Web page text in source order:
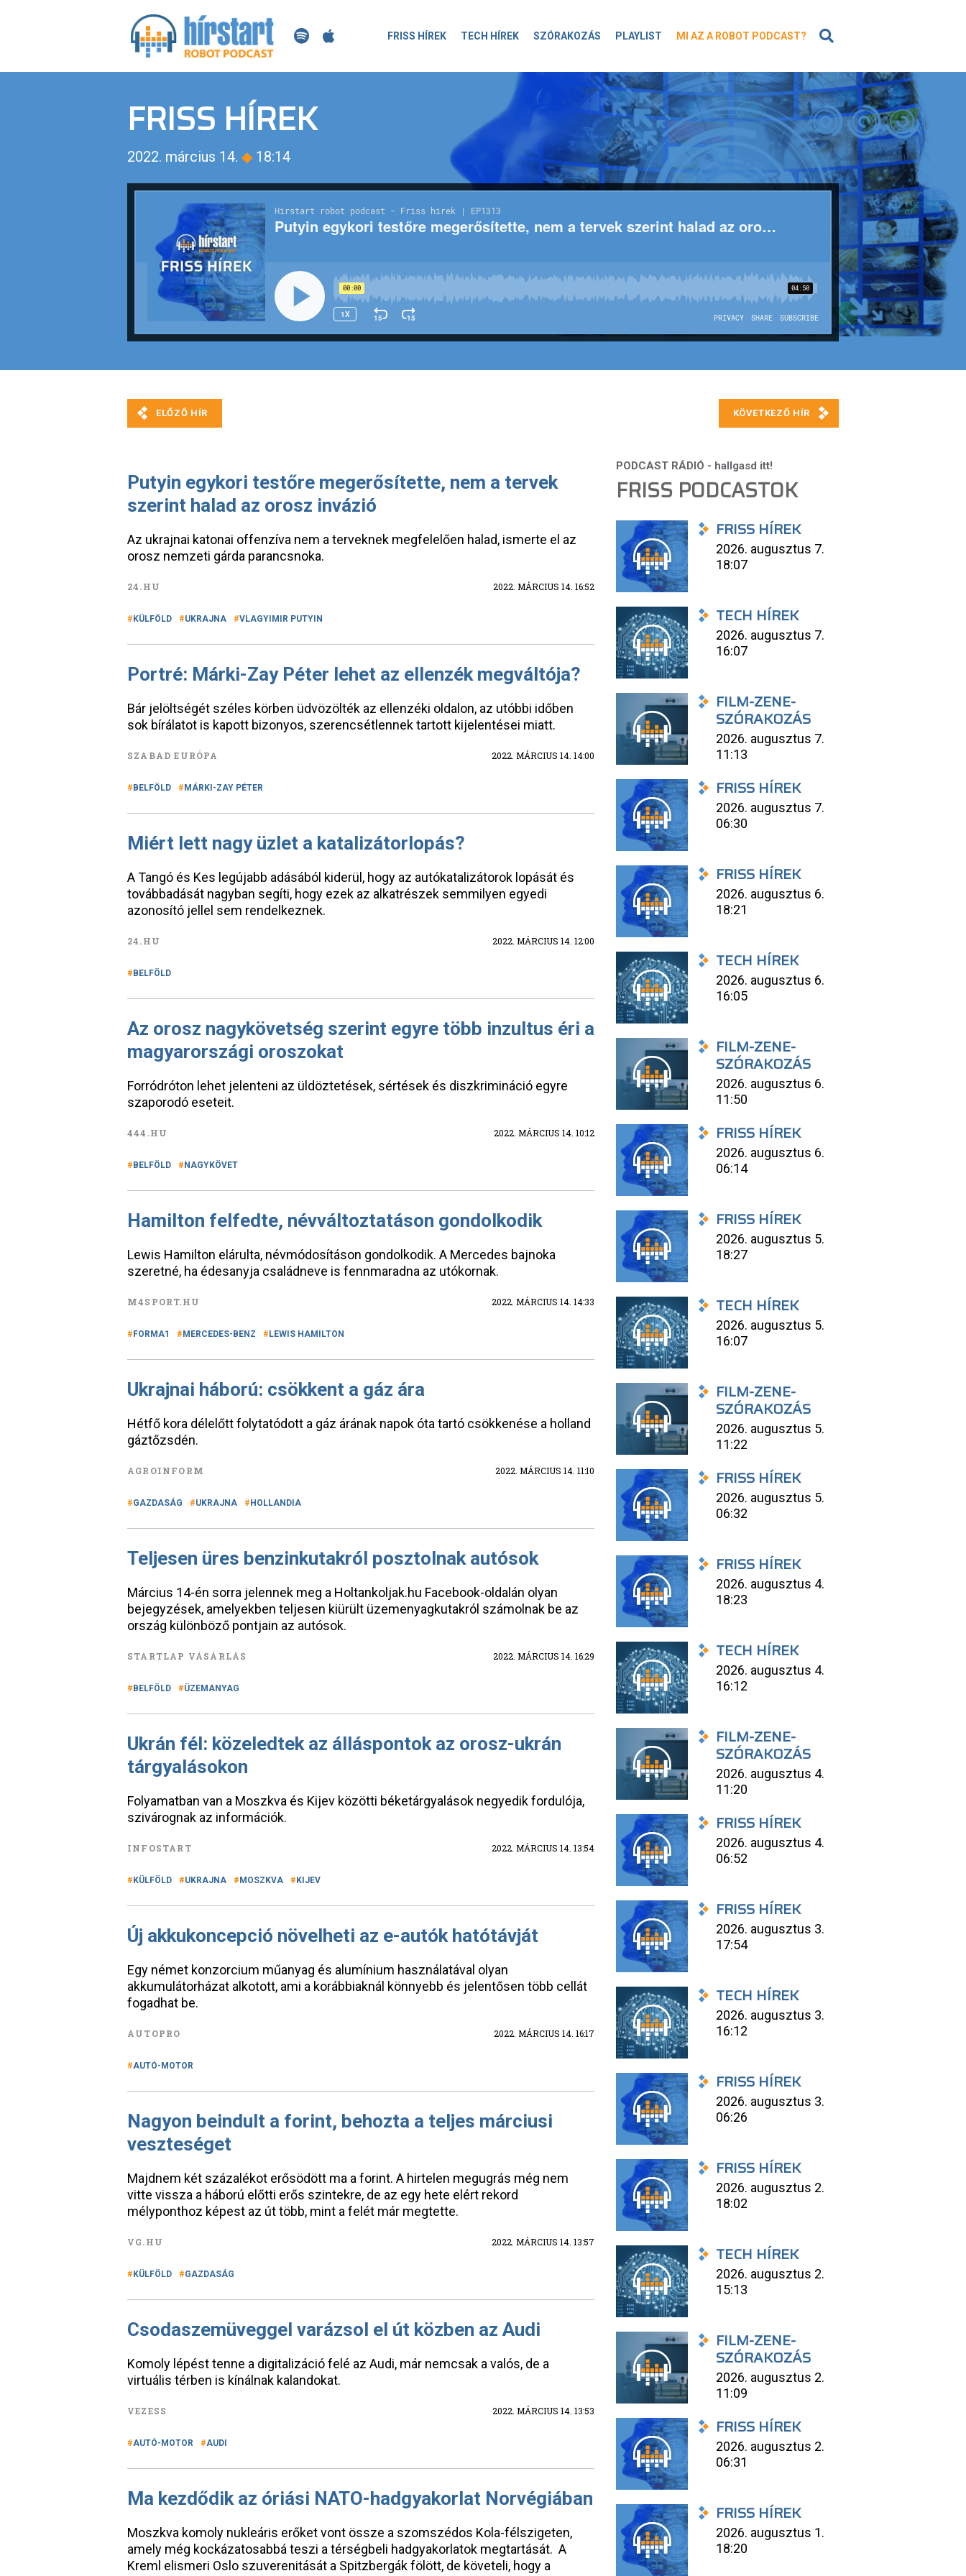
FRISS HÍREK TECH HÍREK SZÓRAKOZÁS PLAYLIST MI AZ A ROBOT PODCAST?
FRISS HÍREK
2022. március 14. ◆ 18:14
Putyin egykori testőre megerősítette, nem a tervek
szerint halad az orosz invázió
Az ukrajnai katonai offenzíva nem a terveknek megfelelően halad, ismerte el az
orosz nemzeti gárda parancsnoka.
24.HU 2022. MÁRCIUS 14. 16:52
KÜLFÖLD UKRAJNA VLAGYIMIR PUTYIN
Portré: Márki-Zay Péter lehet az ellenzék megváltója?
Bár jelöltségét széles körben üdvözölték az ellenzéki oldalon, az utóbbi időben
sok bírálatot is kapott bizonyos, szerencsétlennek tartott kijelentései miatt.
SZABAD EURÓPA 2022. MÁRCIUS 14. 14:00
BELFÖLD MÁRKI-ZAY PÉTER
Miért lett nagy üzlet a katalizátorlopás?
A Tangó és Kes legújabb adásából kiderül, hogy az autókatalizátorok lopását és
továbbadását nagyban segíti, hogy ezek az alkatrészek semmilyen egyedi
azonosító jellel sem rendelkeznek.
24.HU 2022. MÁRCIUS 14. 12:00
BELFÖLD
Az orosz nagykövetség szerint egyre több inzultus éri a
magyarországi oroszokat
Forródróton lehet jelenteni az üldöztetések, sértések és diszkrimináció egyre
szaporodó eseteit.
444.HU 2022. MÁRCIUS 14. 10:12
BELFÖLD NAGYKÖVET
Hamilton felfedte, névváltoztatáson gondolkodik
Lewis Hamilton elárulta, névmódosításon gondolkodik. A Mercedes bajnoka
szeretné, ha édesanyja családneve is fennmaradna az utókornak.
M4SPORT.HU 2022. MÁRCIUS 14. 14:33
FORMA1 MERCEDES-BENZ LEWIS HAMILTON
Ukrajnai háború: csökkent a gáz ára
Hétfő kora délelőtt folytatódott a gáz árának napok óta tartó csökkenése a holland
gáztőzsdén.
AGROINFORM 2022. MÁRCIUS 14. 11:10
GAZDASÁG UKRAJNA HOLLANDIA
Teljesen üres benzinkutakról posztolnak autósok
Március 14-én sorra jelennek meg a Holtankoljak.hu Facebook-oldalán olyan
bejegyzések, amelyekben teljesen kiürült üzemenyagkutakról számolnak be az
ország különböző pontjain az autósok.
STARTLAP VÁSÁRLÁS 2022. MÁRCIUS 14. 16:29
BELFÖLD ÜZEMANYAG
Ukrán fél: közeledtek az álláspontok az orosz-ukrán
tárgyalásokon
Folyamatban van a Moszkva és Kijev közötti béketárgyalások negyedik fordulója,
szivárognak az információk.
INFOSTART 2022. MÁRCIUS 14. 13:54
KÜLFÖLD UKRAJNA MOSZKVA KIJEV
Új akkukoncepció növelheti az e-autók hatótávját
Egy német konzorcium műanyag és alumínium használatával olyan
akkumulátorházat alkotott, ami a korábbiaknál könnyebb és jelentősen több cellát
fogadhat be.
AUTOPRO 2022. MÁRCIUS 14. 16:17
AUTÓ-MOTOR
Nagyon beindult a forint, behozta a teljes márciusi
veszteséget
Majdnem két százalékot erősödött ma a forint. A hirtelen megugrás még nem
vitte vissza a háború előtti erős szintekre, de az egy hete elért rekord
mélyponthoz képest az út több, mint a felét már megtette.
VG.HU 2022. MÁRCIUS 14. 13:57
KÜLFÖLD GAZDASÁG
Csodaszemüveggel varázsol el út közben az Audi
Komoly lépést tenne a digitalizáció felé az Audi, már nemcsak a valós, de a
virtuális térben is kínálnak kalandokat.
VEZESS 2022. MÁRCIUS 14. 13:53
AUTÓ-MOTOR AUDI
Ma kezdődik az óriási NATO-hadgyakorlat Norvégiában
Moszkva komoly nukleáris erőket vont össze a szomszédos Kola-félszigeten,
amely még kockázatosabbá teszi a térségbeli hadgyakorlatok megtartását. A
Kreml elismeri Oslo szuverenitását a Spitzbergák fölött, de követeli, hogy a
FRISS PODCASTOK
FRISS HÍREK
2026. augusztus 7.
18:07
TECH HÍREK
2026. augusztus 7.
16:07
FILM-ZENE-
SZÓRAKOZÁS
2026. augusztus 7.
11:13
FRISS HÍREK
2026. augusztus 7.
06:30
FRISS HÍREK
2026. augusztus 6.
18:21
TECH HÍREK
2026. augusztus 6.
16:05
FILM-ZENE-
SZÓRAKOZÁS
2026. augusztus 6.
11:50
FRISS HÍREK
2026. augusztus 6.
06:14
FRISS HÍREK
2026. augusztus 5.
18:27
TECH HÍREK
2026. augusztus 5.
16:07
FILM-ZENE-
SZÓRAKOZÁS
2026. augusztus 5.
11:22
FRISS HÍREK
2026. augusztus 5.
06:32
FRISS HÍREK
2026. augusztus 4.
18:23
TECH HÍREK
2026. augusztus 4.
16:12
FILM-ZENE-
SZÓRAKOZÁS
2026. augusztus 4.
11:20
FRISS HÍREK
2026. augusztus 4.
06:52
FRISS HÍREK
2026. augusztus 3.
17:54
TECH HÍREK
2026. augusztus 3.
16:12
FRISS HÍREK
2026. augusztus 3.
06:26
FRISS HÍREK
2026. augusztus 2.
18:02
TECH HÍREK
2026. augusztus 2.
15:13
FILM-ZENE-
SZÓRAKOZÁS
2026. augusztus 2.
11:09
FRISS HÍREK
2026. augusztus 2.
06:31
FRISS HÍREK
2026. augusztus 1.
18:20